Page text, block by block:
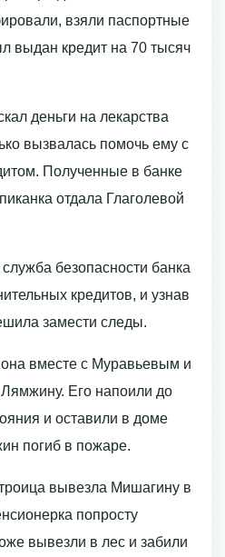
взяли паспортные
выдан кредит на 70 тысяч
деньги на лекарства
вызвалась помочь ему с
Полученные в банке
отдала Глаголевой
безопасности банка
кредитов, и узнав
замести следы.
вместе с Муравьевым и
Его напоили до
и оставили в доме
погиб в пожаре.
вывезла Мишагину в
попросту
вывезли в лес и забили